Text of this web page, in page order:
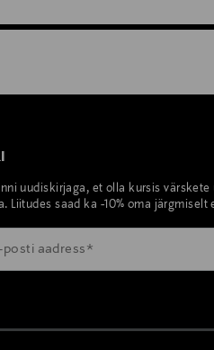
uudiskirjaga, et olla kursis
Liitudes saad ka -10% oma järgmiselt